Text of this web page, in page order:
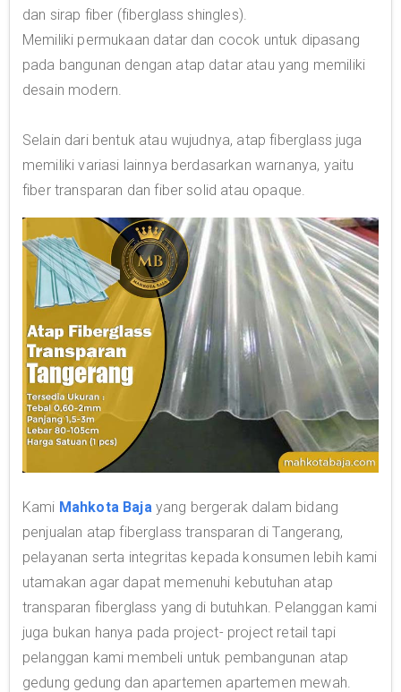
dan sirap fiber (fiberglass shingles).
Memiliki permukaan datar dan cocok untuk dipasang
pada bangunan dengan atap datar atau yang memiliki
desain modern.
Selain dari bentuk atau wujudnya, atap fiberglass juga
memiliki variasi lainnya berdasarkan warnanya, yaitu
fiber transparan dan fiber solid atau opaque.
Kami Mahkota Baja yang bergerak dalam bidang
penjualan atap fiberglass transparan di Tangerang,
pelayanan serta integritas kepada konsumen lebih kami
utamakan agar dapat memenuhi kebutuhan atap
transparan fiberglass yang di butuhkan. Pelanggan kami
juga bukan hanya pada project- project retail tapi
pelanggan kami membeli untuk pembangunan atap
gedung gedung dan apartemen apartemen mewah.